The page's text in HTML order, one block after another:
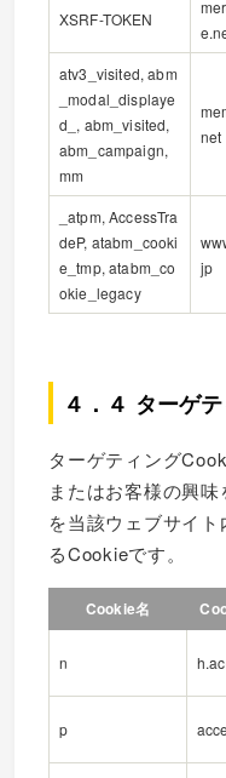
XSRF-TOKEN
atv3_visited, abm
_modal_displaye
d_, abm_visited,
abm_campaign,
mm
net
_atpm, AccessTra
deP, atabm_cooki
e_tmp, atabm_co
okie_legacy
jp
４．４ ターゲ
ターゲティング
またはお客様の興
を当該ウェブサイ
るCookieです。
Cookie名
n
p